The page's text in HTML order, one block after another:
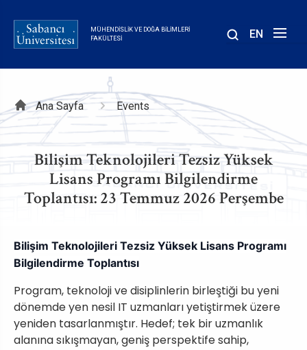
içeriğe
atla
MÜHENDISLIK VE DOĞA BILIMLERI
FAKÜLTESI
EN
Sayfa
yolu
Ana Sayfa Events
Bilişim Teknolojileri Tezsiz Yüksek
Lisans Programı Bilgilendirme
Toplantısı: 23 Temmuz 2026 Perşembe
Bilişim Teknolojileri Tezsiz Yüksek Lisans Programı
Bilgilendirme Toplantısı
Program, teknoloji ve disiplinlerin birleştiği bu yeni
dönemde yen nesil IT uzmanları yetiştirmek üzere
yeniden tasarlanmıştır. Hedef; tek bir uzmanlık
alanına sıkışmayan, geniş perspektife sahip,